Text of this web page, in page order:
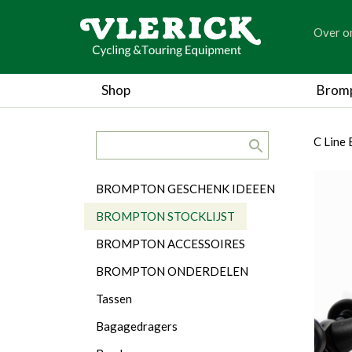
Over
Shop
C Line
Categorieën
BROMPTON GESCHENK IDEEEN
BROMPTON STOCKLIJST
BROMPTON ACCESSOIRES
BROMPTON ONDERDELEN
Tassen
Bagagedragers